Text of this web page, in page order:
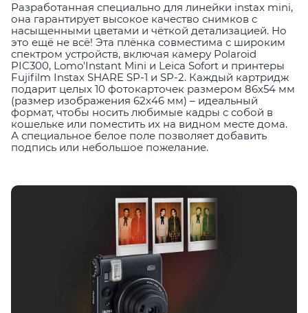
Разработанная специально для линейки instax mini,
она гарантирует высокое качество снимков с
насыщенными цветами и чёткой детализацией. Но
это ещё не всё! Эта плёнка совместима с широким
спектром устройств, включая камеру Polaroid
PIC300, Lomo'Instant Mini и Leica Sofort и принтеры
Fujifilm Instax SHARE SP-1 и SP-2. Каждый картридж
подарит целых 10 фотокарточек размером 86х54 мм
(размер изображения 62х46 мм) – идеальный
формат, чтобы носить любимые кадры с собой в
кошельке или поместить их на видном месте дома.
А специальное белое поле позволяет добавить
подпись или небольшое пожелание.